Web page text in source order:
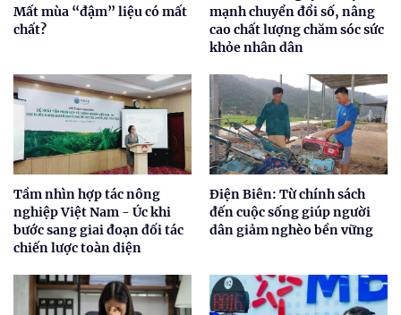
Mất mùa “đậm” liệu có mất
chất?
mạnh chuyển đổi số, nâng
cao chất lượng chăm sóc sức
khỏe nhân dân
Tầm nhìn hợp tác nông
nghiệp Việt Nam - Úc khi
bước sang giai đoạn đối tác
chiến lược toàn diện
Điện Biên: Từ chính sách
đến cuộc sống giúp người
dân giảm nghèo bền vững